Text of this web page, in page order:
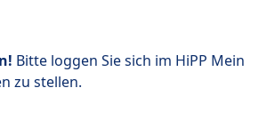
Bitte loggen Sie sich im HiPP Mein
zu stellen.